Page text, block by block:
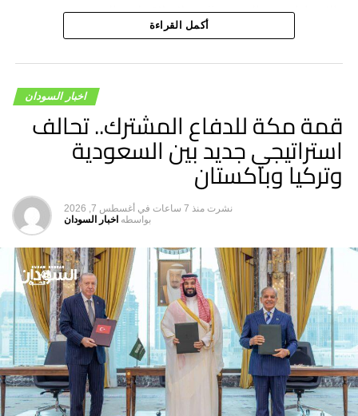
والاعتداءات ضد المدنيين الذين لا علاقة لهم بالحرب، وتجنيب
السكان المدنيين ويلات الصراع، ودعت المجتمع الدولي والجهات
لوقف هذه الانتهاكات وتحميلها المسؤولية الكاملة عن الانتهاكات
أكمل القراءة
اخبار السودان
قمة مكة للدفاع المشترك.. تحالف
استراتيجي جديد بين السعودية
وتركيا وباكستان
نشرت منذ 7 ساعات في أغسطس 7, 2026
بواسطه اخبار السودان